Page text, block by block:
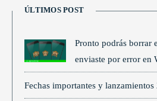
ÚLTIMOS POST
Pronto podrás borrar
enviaste por error en
Fechas importantes y lanzamientos